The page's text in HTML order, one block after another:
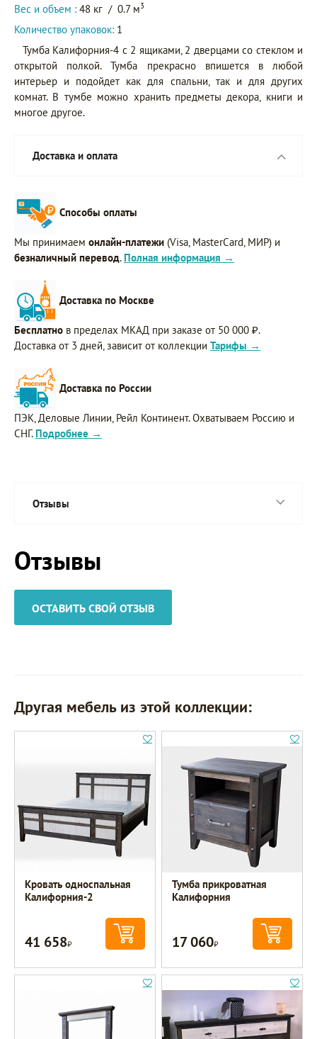
Вес и объем : 48 кг / 0.7 м3
Количество упаковок: 1
Тумба Калифорния-4 с 2 ящиками, 2 дверцами со стеклом и
открытой полкой. Тумба прекрасно впишется в любой
интерьер и подойдет как для спальни, так и для других
комнат. В тумбе можно хранить предметы декора, книги и
многое другое.
Доставка и оплата
Способы оплаты
Мы принимаем онлайн-платежи (Visa, MasterCard, МИР) и
безналичный перевод. Полная информация →
Доставка по Москве
Бесплатно в пределах МКАД при заказе от 50 000 ₽.
Доставка от 3 дней, зависит от коллекции Тарифы →
Доставка по России
ПЭК, Деловые Линии, Рейл Континент. Охватываем Россию и
СНГ. Подробнее →
Отзывы
Отзывы
ОСТАВИТЬ СВОЙ ОТЗЫВ
Другая мебель из этой коллекции:
Кровать односпальная
Калифорния-2
41 658Р
Тумба прикроватная
Калифорния
17 060Р